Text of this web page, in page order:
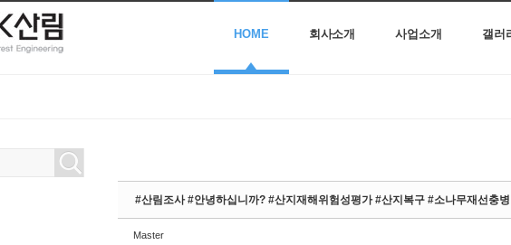
HOME 회사소개 사업소개 갤러
#산림조사 #안녕하십니까? #산지재해위험성평가 #산지복구 #소나무재선충
Master